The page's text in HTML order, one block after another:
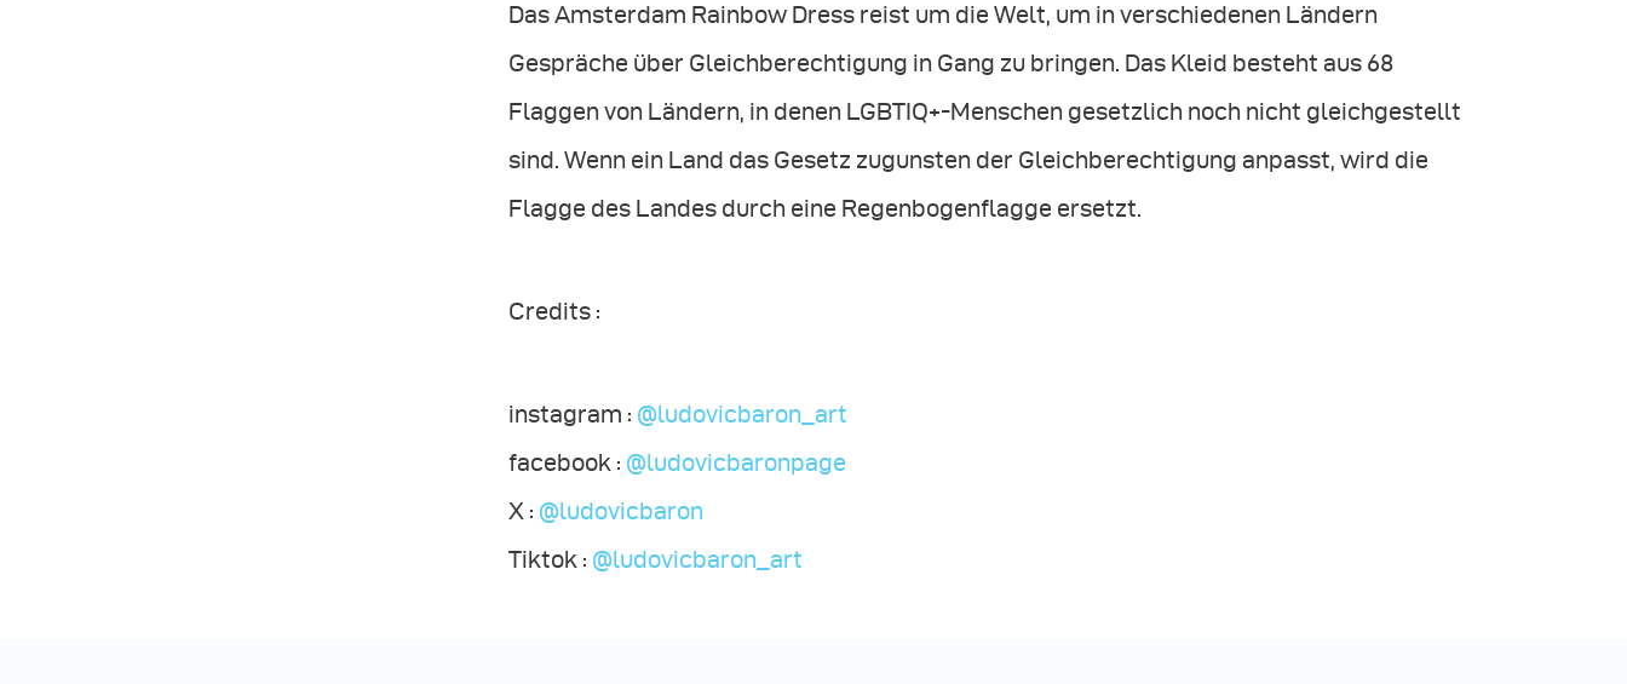
Das Amsterdam Rainbow Dress reist um die Welt, um in verschiedenen Ländern
Gespräche über Gleichberechtigung in Gang zu bringen. Das Kleid besteht aus 68
Flaggen von Ländern, in denen LGBTIQ+-Menschen gesetzlich noch nicht gleichgestellt
sind. Wenn ein Land das Gesetz zugunsten der Gleichberechtigung anpasst, wird die
Flagge des Landes durch eine Regenbogenflagge ersetzt.
Credits :
instagram : @ludovicbaron_art
facebook : @ludovicbaronpage
X : @ludovicbaron
Tiktok : @ludovicbaron_art